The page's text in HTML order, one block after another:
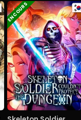
EN COURS